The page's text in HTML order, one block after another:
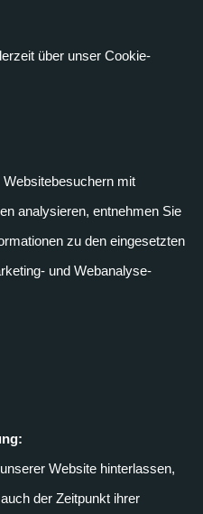
über unser Cookie-
mit
analysieren, entnehmen Sie
zu den eingesetzten
und Webanalyse-
Website hinterlassen,
der Zeitpunkt ihrer